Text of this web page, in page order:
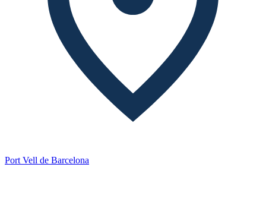
Port Vell de Barcelona